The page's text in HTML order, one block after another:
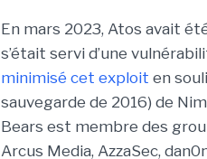
En mars 2023, Atos avait
s’était servi d’une
minimisé cet exploit en
sauvegarde de 2016) de
Bears est membre des
Arcus Media, AzzaSec,